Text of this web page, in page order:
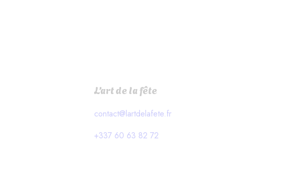
L’art de la fête
contact@lartdelafete.fr
+337 60 63 82 72